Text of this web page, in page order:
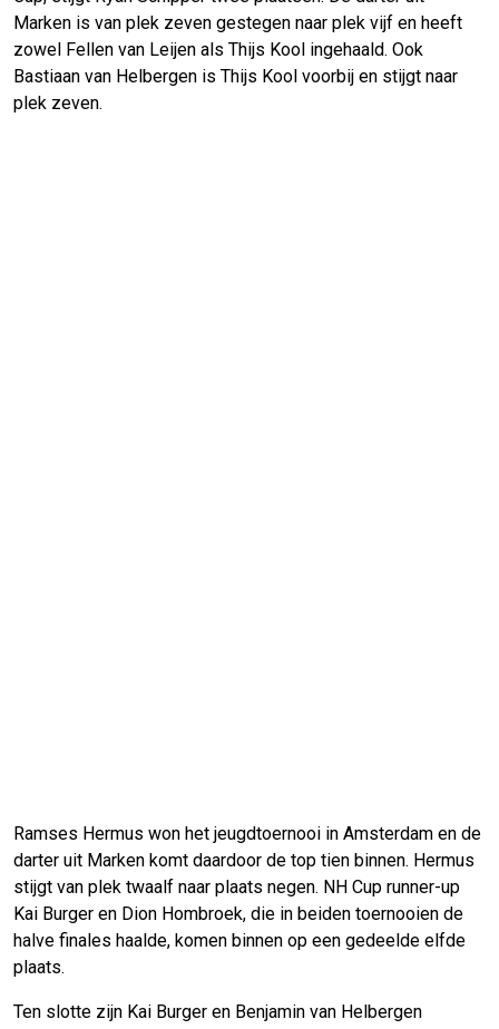
Marken is van plek zeven gestegen naar plek vijf en heeft
zowel Fellen van Leijen als Thijs Kool ingehaald. Ook
Bastiaan van Helbergen is Thijs Kool voorbij en stijgt naar
plek zeven.
Ramses Hermus won het jeugdtoernooi in Amsterdam en de
darter uit Marken komt daardoor de top tien binnen. Hermus
stijgt van plek twaalf naar plaats negen. NH Cup runner-up
Kai Burger en Dion Hombroek, die in beiden toernooien de
halve finales haalde, komen binnen op een gedeelde elfde
plaats.
Ten slotte zijn Kai Burger en Benjamin van Helbergen